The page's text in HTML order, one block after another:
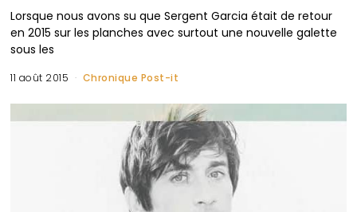
Lorsque nous avons su que Sergent Garcia était de retour
en 2015 sur les planches avec surtout une nouvelle galette
sous les
11 août 2015 Chronique Post-it